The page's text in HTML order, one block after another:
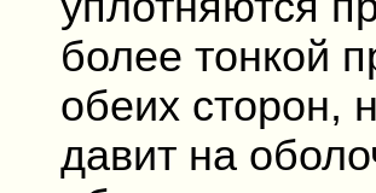
более тонкой
обеих сторон,
давит на